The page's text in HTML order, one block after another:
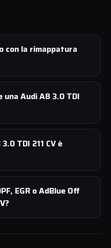
con la rimappatura
Audi A8 3.0 TDI
TDI 211 CV è
EGR o AdBlue Off